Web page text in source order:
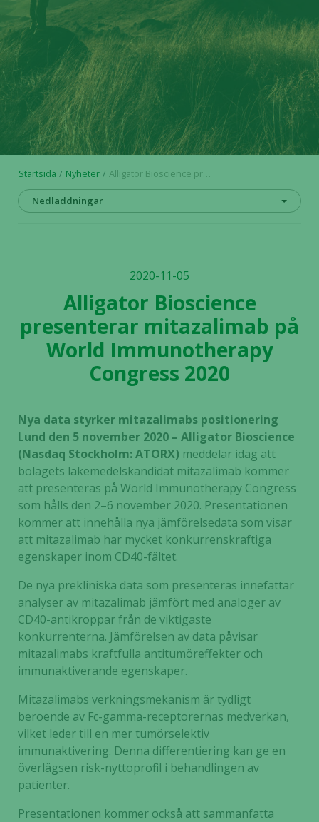
Startsida Nyheter Alligator Bioscience presenterar mitazalimab på World Immunotherapy Congress 2020
Nedladdningar
2020-11-05
Alligator Bioscience
presenterar mitazalimab på
World Immunotherapy
Congress 2020
Nya data styrker mitazalimabs positionering
Lund den 5 november 2020 – Alligator Bioscience
(Nasdaq Stockholm: ATORX) meddelar idag att
bolagets läkemedelskandidat mitazalimab kommer
att presenteras på World Immunotherapy Congress
som hålls den 2–6 november 2020. Presentationen
kommer att innehålla nya jämförelsedata som visar
att mitazalimab har mycket konkurrenskraftiga
egenskaper inom CD40-fältet.
De nya prekliniska data som presenteras innefattar
analyser av mitazalimab jämfört med analoger av
CD40-antikroppar från de viktigaste
konkurrenterna. Jämförelsen av data påvisar
mitazalimabs kraftfulla antitumöreffekter och
immunaktiverande egenskaper.
Mitazalimabs verkningsmekanism är tydligt
beroende av Fc-gamma-receptorernas medverkan,
vilket leder till en mer tumörselektiv
immunaktivering. Denna differentiering kan ge en
överlägsen risk-nyttoprofil i behandlingen av
patienter.
Presentationen kommer också att sammanfatta